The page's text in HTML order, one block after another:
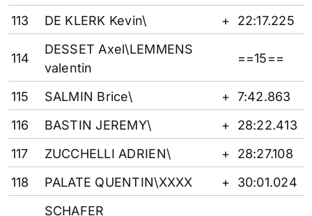
113
DE KLERK Kevin\ + 22:17.225
114
DESSET Axel\LEMMENS
valentin
==15==
115 SALMIN Brice\ + 7:42.863
116
BASTIN JEREMY\ +
28:22.413
117
ZUCCHELLI ADRIEN\ +
28:27.108
118
PALATE QUENTIN\XXXX +
30:01.024
SCHAFER